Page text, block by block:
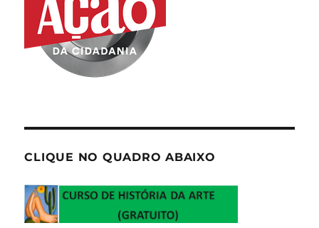
CLIQUE NO QUADRO ABAIXO